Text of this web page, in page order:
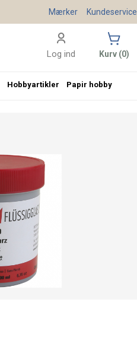
Kundeservice
Mærker
Log ind Kurv (0)
Hobbyartikler Papir hobby